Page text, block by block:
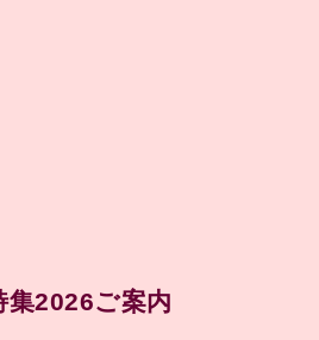
集2026ご案内